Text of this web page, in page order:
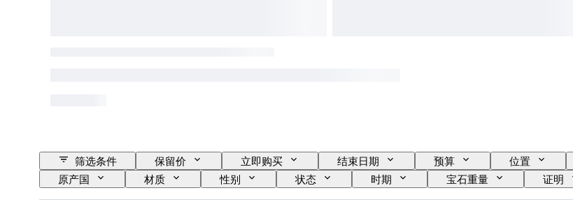
筛选条件 保留价 立即购买 结束日期 预算 位置
原产国
材质 性别 状态 时期 宝石重量 证明
颜色
表芯 生长风格 出售者 电力储备 原创作品／复制品